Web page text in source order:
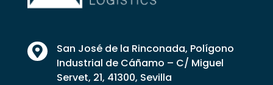

San José de la Rinconada, Polígono
Industrial de Cáñamo – C/ Miguel
Servet, 21, 41300, Sevilla